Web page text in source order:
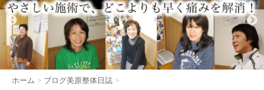
ホーム > ブログ美原整体日誌 >